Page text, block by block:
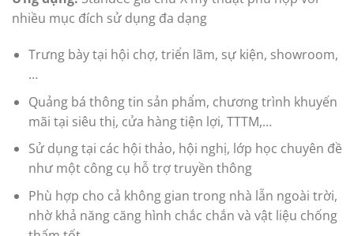
nhiều mục đích sử dụng đa dạng
Trưng bày tại hội chợ, triển lãm, sự kiện, showroom,
…
Quảng bá thông tin sản phẩm, chương trình khuyến
mãi tại siêu thị, cửa hàng tiện lợi, TTTM,…
Sử dụng tại các hội thảo, hội nghị, lớp học chuyên đề
như một công cụ hỗ trợ truyền thông
Phù hợp cho cả không gian trong nhà lẫn ngoài trời,
nhờ khả năng căng hình chắc chắn và vật liệu chống